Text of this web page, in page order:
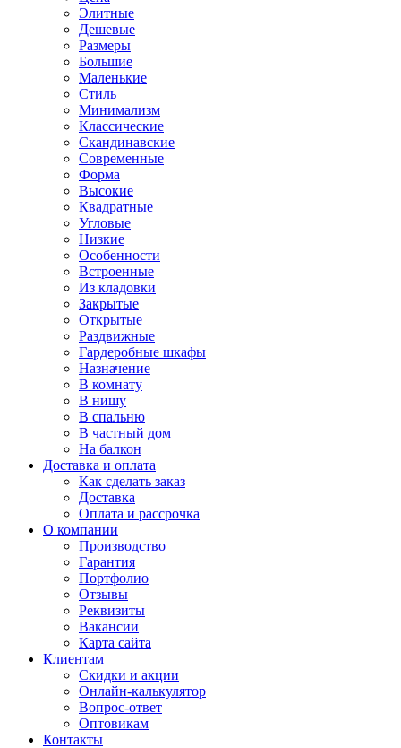
Элитные
Дешевые
Размеры
Большие
Маленькие
Стиль
Минимализм
Классические
Скандинавские
Современные
Форма
Высокие
Квадратные
Угловые
Низкие
Особенности
Встроенные
Из кладовки
Закрытые
Открытые
Раздвижные
Гардеробные шкафы
Назначение
В комнату
В нишу
В спальню
В частный дом
На балкон
Доставка и оплата
Как сделать заказ
Доставка
Оплата и рассрочка
О компании
Производство
Гарантия
Портфолио
Отзывы
Реквизиты
Вакансии
Карта сайта
Клиентам
Скидки и акции
Онлайн-калькулятор
Вопрос-ответ
Оптовикам
Контакты